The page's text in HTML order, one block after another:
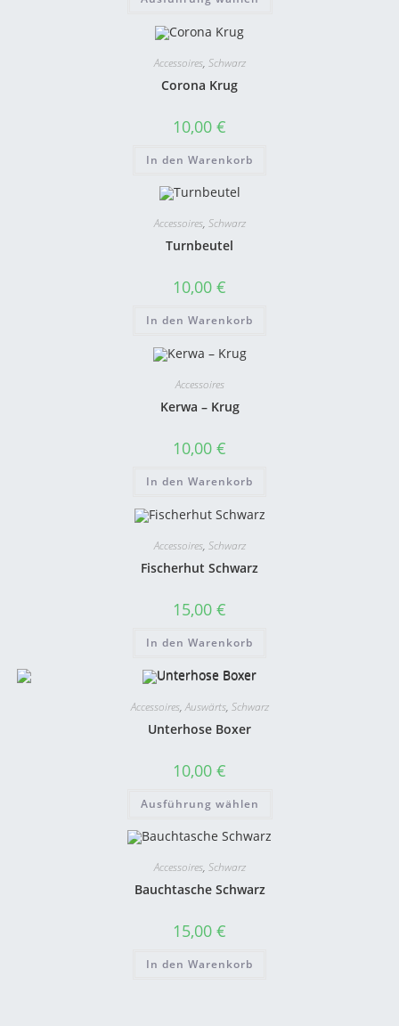
Accessoires, Schwarz
Corona Krug
10,00 €
In den Warenkorb
Accessoires, Schwarz
Turnbeutel
10,00 €
In den Warenkorb
Accessoires
Kerwa – Krug
10,00 €
In den Warenkorb
Accessoires, Schwarz
Fischerhut Schwarz
15,00 €
In den Warenkorb
Accessoires,Auswärts, Schwarz
Unterhose Boxer
10,00 €
Ausführung wählen
Accessoires, Schwarz
Bauchtasche Schwarz
15,00 €
In den Warenkorb